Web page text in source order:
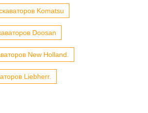
Komatsu
Doosan
New Holland.
Liebherr.